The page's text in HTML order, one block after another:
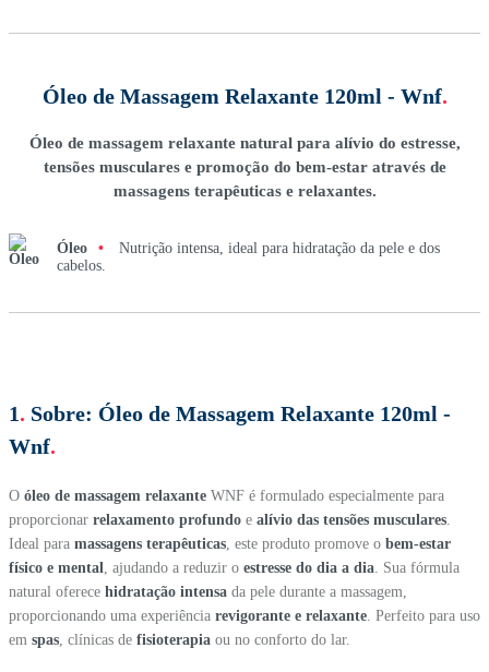
Óleo de Massagem Relaxante 120ml - Wnf.
Óleo de massagem relaxante natural para alívio do estresse,
tensões musculares e promoção do bem-estar através de
massagens terapêuticas e relaxantes.
Óleo •
Nutrição intensa, ideal para hidratação da pele e dos
cabelos.
1. Sobre: Óleo de Massagem Relaxante 120ml -
Wnf.
O óleo de massagem relaxante WNF é formulado especialmente para
proporcionar relaxamento profundo e alívio das tensões musculares
Ideal para massagens terapêuticas , este produto promove o bem-estar
físico e mental , ajudando a reduzir o estresse do dia a dia . Sua fórmula
natural oferece hidratação intensa da pele durante a massagem,
proporcionando uma experiência revigorante e relaxante . Perfeito para uso
em spas , clínicas de fisioterapia ou no conforto do lar.